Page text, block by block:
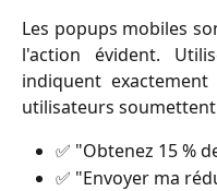
Les popups mobiles
l'action évident.
indiquent
utilisateurs soumettent
✅ "Obtenez 15 %
✅ "Envoyer ma